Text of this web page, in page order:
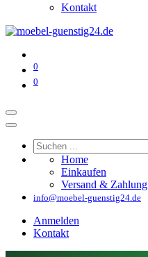
Kontakt
0
0
Home
Einkaufen
Versand & Zahlung
info@moebel-guenstig24.de
Anmelden
Kontakt